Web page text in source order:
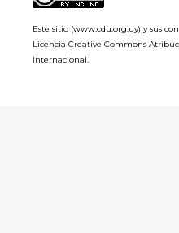
Este sitio (www.cdu.org.uy) y sus
Licencia Creative Commons
Internacional.